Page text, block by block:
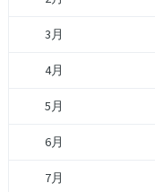
3月
4月
5月
6月
7月